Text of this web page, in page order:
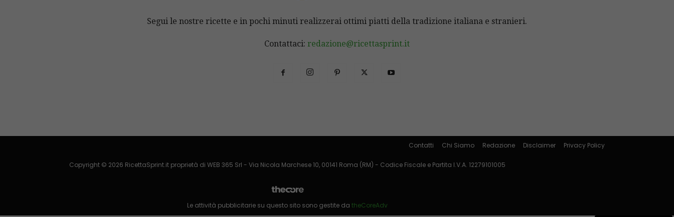
Segui le nostre ricette e in pochi minuti realizzerai ottimi piatti della tradizione italiana e stranieri.
Contattaci: redazione@ricettasprint.it
Contatti Chi Siamo Redazione Disclaimer Privacy Policy
Copyright © 2026 RicettaSprint.it proprietà di WEB 365 Srl - Via Nicola Marchese 10, 00141 Roma (RM) - Codice Fiscale e Partita I.V.A. 12279101005
Le attività pubblicitarie su questo sito sono gestite da theCoreAdv